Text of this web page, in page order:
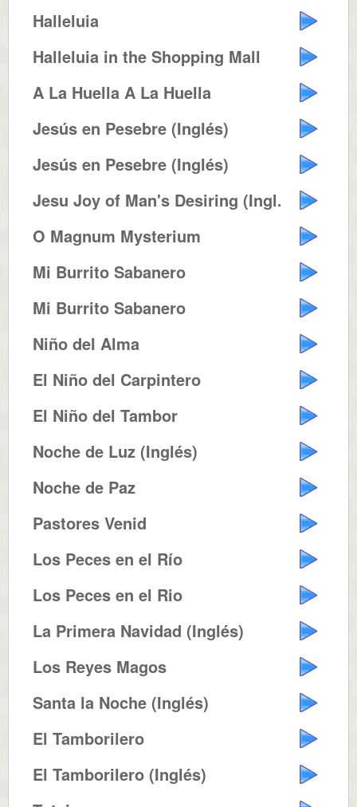
Halleluia
Halleluia in the Shopping Mall
A La Huella A La Huella
Jesús en Pesebre (Inglés)
Jesús en Pesebre (Inglés)
Jesu Joy of Man's Desiring (Ingl...
O Magnum Mysterium
Mi Burrito Sabanero
Mi Burrito Sabanero
Niño del Alma
El Niño del Carpintero
El Niño del Tambor
Noche de Luz (Inglés)
Noche de Paz
Pastores Venid
Los Peces en el Río
Los Peces en el Rio
La Primera Navidad (Inglés)
Los Reyes Magos
Santa la Noche (Inglés)
El Tamborilero
El Tamborilero (Inglés)